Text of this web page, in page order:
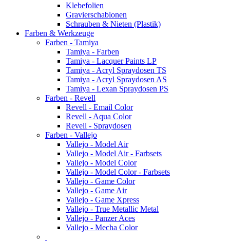
Klebefolien
Gravierschablonen
Schrauben & Nieten (Plastik)
Farben & Werkzeuge
Farben - Tamiya
Tamiya - Farben
Tamiya - Lacquer Paints LP
Tamiya - Acryl Spraydosen TS
Tamiya - Acryl Spraydosen AS
Tamiya - Lexan Spraydosen PS
Farben - Revell
Revell - Email Color
Revell - Aqua Color
Revell - Spraydosen
Farben - Vallejo
Vallejo - Model Air
Vallejo - Model Air - Farbsets
Vallejo - Model Color
Vallejo - Model Color - Farbsets
Vallejo - Game Color
Vallejo - Game Air
Vallejo - Game Xpress
Vallejo - True Metallic Metal
Vallejo - Panzer Aces
Vallejo - Mecha Color